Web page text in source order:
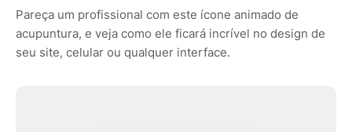
Pareça um profissional com este ícone animado de
acupuntura, e veja como ele ficará incrível no design de
seu site, celular ou qualquer interface.